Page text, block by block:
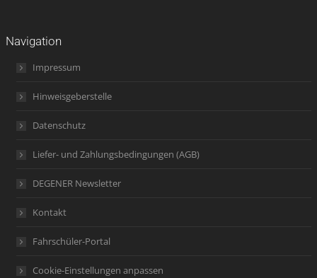
Navigation
Impressum
Hinweisgeberstelle
Datenschutz
Liefer- und Zahlungsbedingungen (AGB)
DEGENER Newsletter
Kontakt
Fahrschüler-Portal
Cookie-Einstellungen anpassen